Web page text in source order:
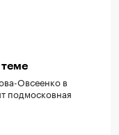
Овсеенко в
подмосковная